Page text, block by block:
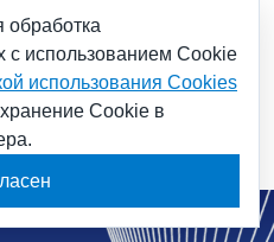
2024
обработка
с использованием Cookie
использования Cookies
Cookie в